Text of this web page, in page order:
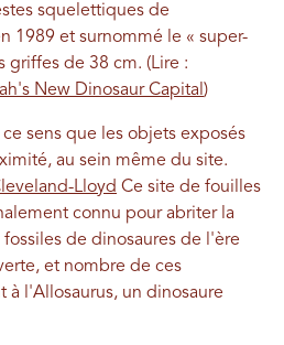
squelettiques de
1989 et surnommé le « super-
griffes de 38 cm. (Lire :
New Dinosaur Capital )
sens que les objets exposés
au sein même du site.
Lloyd Ce site de fouilles
connu pour abriter la
de dinosaures de l'ère
et nombre de ces
à l'Allosaurus, un dinosaure